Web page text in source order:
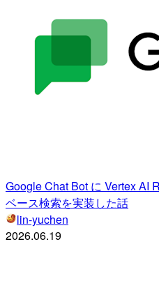
Google Chat Bot に Vertex AI
ベース検索を実装した話
lin-yuchen
2026.06.19